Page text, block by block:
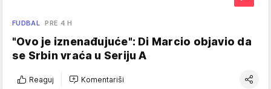
FUDBAL PRE 4 H
"Ovo je iznenađujuće": Di Marcio objavio da
se Srbin vraća u Seriju A
Reaguj Komentariši